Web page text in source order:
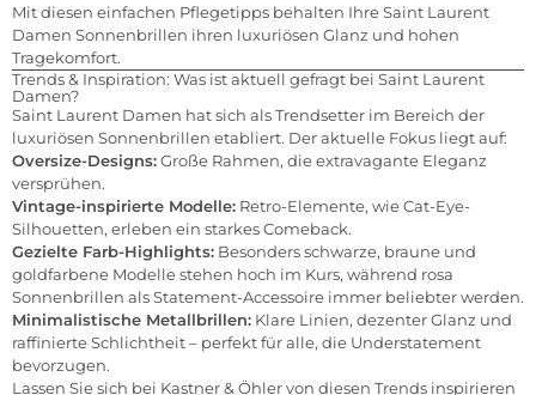
Mit diesen einfachen Pflegetipps behalten Ihre Saint Laurent
Damen Sonnenbrillen ihren luxuriösen Glanz und hohen
Tragekomfort.
Trends & Inspiration: Was ist aktuell gefragt bei Saint Laurent
Damen?
Saint Laurent Damen hat sich als Trendsetter im Bereich der
luxuriösen Sonnenbrillen etabliert. Der aktuelle Fokus liegt auf:
Oversize-Designs:Große Rahmen, die extravagante Eleganz
versprühen.
Vintage-inspirierte Modelle: Retro-Elemente, wie Cat-Eye-
Silhouetten, erleben ein starkes Comeback.
Gezielte Farb-Highlights: Besonders schwarze, braune und
goldfarbene Modelle stehen hoch im Kurs, während rosa
Sonnenbrillen als Statement-Accessoire immer beliebter werden.
Minimalistische Metallbrillen: Klare Linien, dezenter Glanz und
raffinierte Schlichtheit – perfekt für alle, die Understatement
bevorzugen.
Lassen Sie sich bei Kastner & Öhler von diesen Trends inspirieren